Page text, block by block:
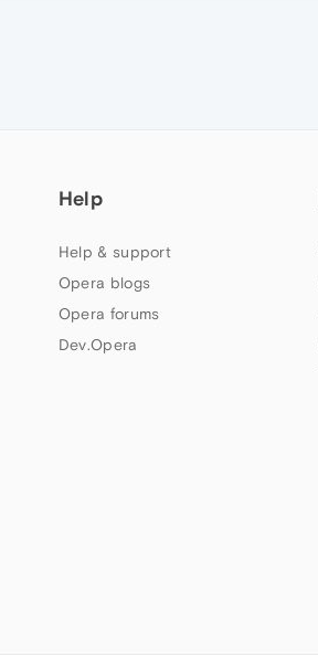
Help
Help & support
Opera blogs
Opera forums
Dev.Opera